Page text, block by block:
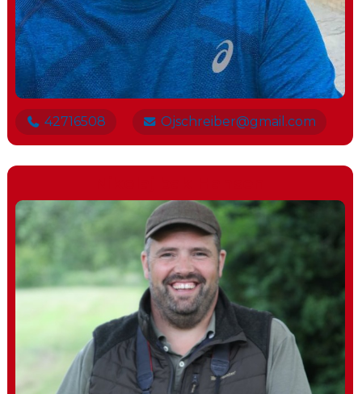
42716508 Ojschreiber@gmail.com